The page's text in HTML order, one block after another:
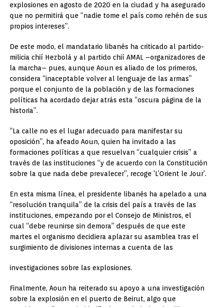
explosiones en agosto de 2020 en la ciudad y ha asegurado
que no permitirá que “nadie tome el país como rehén de sus
propios intereses”.
De este modo, el mandatario libanés ha criticado al partido-
milicia chií Hezbolá y al partido chií AMAL –organizadores de
la marcha– pues, aunque Aoun es aliado de los primeros,
considera “inaceptable volver al lenguaje de las armas”
porque el conjunto de la población y de las formaciones
políticas ha acordado dejar atrás esta “oscura página de la
historia”.
“La calle no es el lugar adecuado para manifestar su
oposición”, ha afeado Aoun, quien ha invitado a las
formaciones políticas a que resuelvan “cualquier crisis” a
través de las instituciones “y de acuerdo con la Constitución
sobre la que nada debe prevalecer”, recoge ‘L’Orient le Jour’.
En esta misma línea, el presidente libanés ha apelado a una
“resolución tranquila” de la crisis del país a través de las
instituciones, empezando por el Consejo de Ministros, el
cual “debe reunirse sin demora” después de que este
martes el organismo decidiera aplazar su asamblea tras el
surgimiento de divisiones internas a cuenta de las
investigaciones sobre las explosiones.
Finalmente, Aoun ha reiterado su apoyo a una investigación
sobre la explosión en el puerto de Beirut, algo que